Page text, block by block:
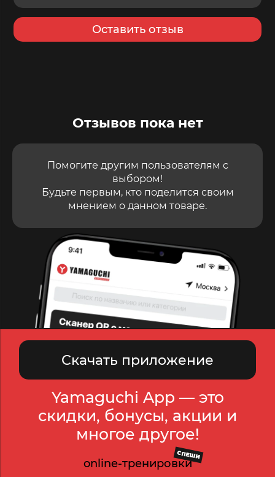
Оставить отзыв
Отзывов пока нет
Помогите другим пользователям с
выбором!
Будьте первым, кто поделится своим
мнением о данном товаре.
Скачать приложение
Yamaguchi App — это
скидки, бонусы, акции и
многое другое!
online-тренировки
СПЕШИ